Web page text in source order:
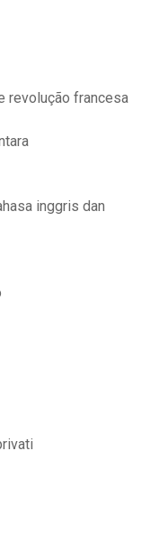
revolução francesa
inggris dan